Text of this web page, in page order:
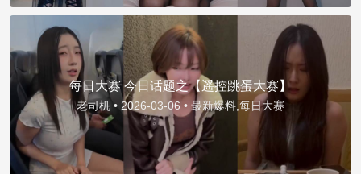
每日大赛 今日话题之【遥控跳蛋大赛】
老司机 • 2026-03-06 • 最新爆料,每日大赛